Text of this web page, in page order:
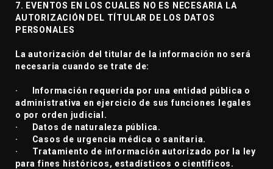
7. EVENTOS EN LOS CUALES NO ES NECESARIA LA
AUTORIZACIÓN DEL TÍTULAR DE LOS DATOS
PERSONALES
La autorización del titular de la información no será
necesaria cuando se trate de:
· Información requerida por una entidad pública o
administrativa en ejercicio de sus funciones legales
o por orden judicial.
· Datos de naturaleza pública.
· Casos de urgencia médica o sanitaria.
· Tratamiento de información autorizado por la ley
para fines históricos, estadísticos o científicos.